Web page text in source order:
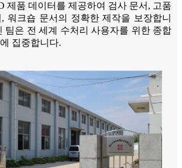
제품 데이터를 제공하여 검사 문서, 고품
워크숍 문서의 정확한 제작을 보장합니
팀은 전 세계 수처리 사용자를 위한 종합
집중합니다.